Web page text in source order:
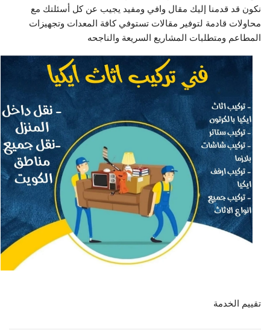
نكون قد قدمنا إليك مقال وافي ومفيد يجيب عن كل أسئلتك مع
محاولات قادمة لتوفير مقالات تستوفي كافة المعدات وتجهيزات
المطاعم ومتطلبات المشاريع السريعة والناجحه
تقييم الخدمة